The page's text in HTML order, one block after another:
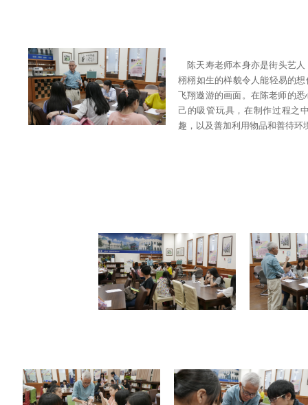
陈天寿老师本身亦是街头艺
栩栩如生的样貌令人能轻易的
飞翔遨游的画面。在陈老师的
己的吸管玩具，在制作过程之
趣，以及善加利用物品和善待